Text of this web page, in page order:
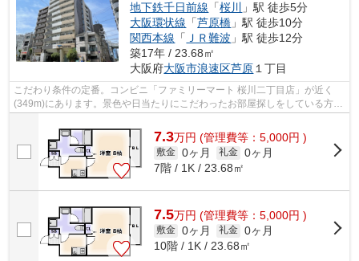
地下鉄千日前線 「桜川
」駅 徒歩5分
大阪環状線 「芦原橋 」駅 徒歩10分
関西本線 「 ＪＲ難波 」駅 徒歩12分
築17年 / 23.68㎡
大阪府大阪市浪速区芦原１丁目
こだわり条件の定番。コンビニ「ファミリーマート 桜川二丁目店」が近く
(349m)にあります。景色や日当たりにこだわったお部屋探しをしている方に
7.3万円 (管理費等：5,000円 )
敷金 0ヶ月 礼金 0ヶ月
7階 / 1K / 23.68㎡
7.5万円 (管理費等：5,000円 )
敷金 0ヶ月 礼金 0ヶ月
10階 / 1K / 23.68㎡